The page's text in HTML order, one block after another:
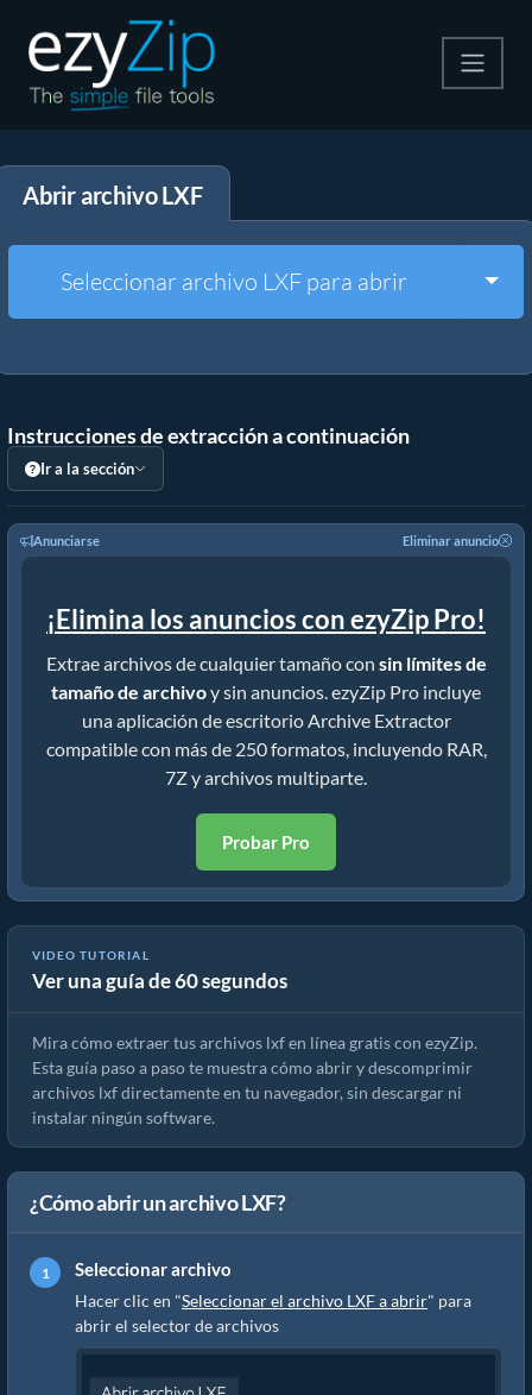
Descomprime
Otras herramientas
Abrir archivo LXF
Seleccionar archivo LXF para abrir
Instrucciones de extracción a continuación
Ir a la sección
Anunciarse Eliminar anuncio
¡Elimina los anuncios con ezyZip Pro!
Extrae archivos de cualquier tamaño con sin límites de
tamaño de archivoy sin anuncios. ezyZip Pro incluye
una aplicación de escritorio Archive Extractor
compatible con más de 250 formatos, incluyendo RAR,
7Z y archivos multiparte.
Probar Pro
VIDEO TUTORIAL
Ver una guía de 60 segundos
Cómo extraer archivos lxf en línea con ezyZip (gratis, sin
instalación)
Mira cómo extraer tus archivos lxf en línea gratis con ezyZip.
Esta guía paso a paso te muestra cómo abrir y descomprimir
archivos lxf directamente en tu navegador, sin descargar ni
instalar ningún software.
¿Cómo abrir un archivo LXF?
Seleccionar archivo
Hacer clic en "Seleccionar el archivo LXF a abrir" para
abrir el selector de archivos